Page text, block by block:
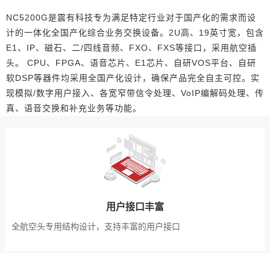
NC5200G是震有科技专为满足特定行业对于国产化的需求而设
计的一体化全国产化综合业务交换设备。2U高、19英寸宽，包含
E1、IP、磁石、二/四线音频、FXO、FXS等接口，采用航空插
头。 CPU、FPGA、语音芯片、E1芯片、自研VOS平台、自研
软DSP等器件均采用全国产化设计，确保产品完全自主可控。实
现模拟/数字用户接入、各宽窄带信令处理、VoIP编解码处理、传
真、语音交换和补充业务等功能。
用户接口丰富
全航空头专用结构设计，支持丰富的用户接口